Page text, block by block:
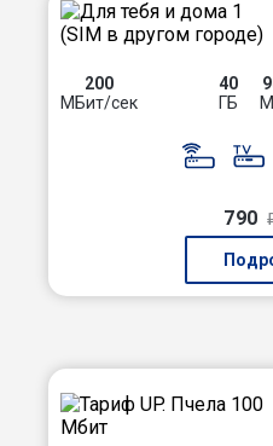
200
МБит/сек
40
ГБ
790